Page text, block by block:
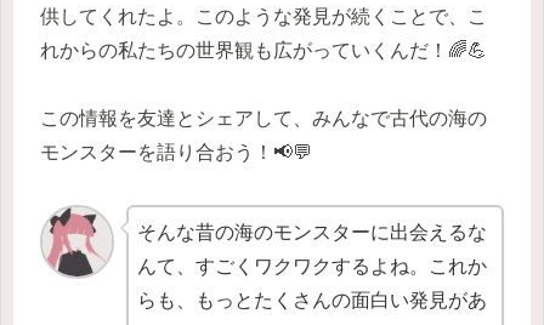
供してくれたよ。このような発見が続くことで、こ
れからの私たちの世界観も広がっていくんだ！🌈💪
この情報を友達とシェアして、みんなで古代の海の
モンスターを語り合おう！📢💬
そんな昔の海のモンスターに出会えるな
んて、すごくワクワクするよね。これか
らも、もっとたくさんの面白い発見があ